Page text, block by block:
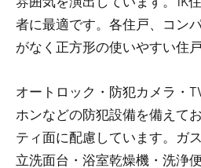
者に最適です。各住戸、コン
がなく正方形の使いやすい住
オートロック・防犯カメラ・
ホンなどの防犯設備を備えて
ティ面に配慮しています。ガ
立洗面台・浴室乾燥機・洗浄